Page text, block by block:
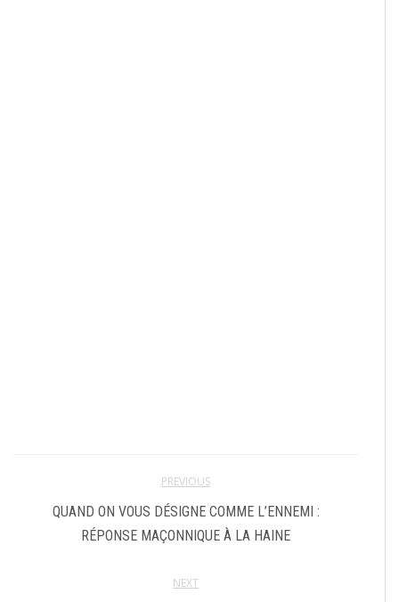
PREVIOUS
QUAND ON VOUS DÉSIGNE COMME L’ENNEMI :
RÉPONSE MAÇONNIQUE À LA HAINE
NEXT